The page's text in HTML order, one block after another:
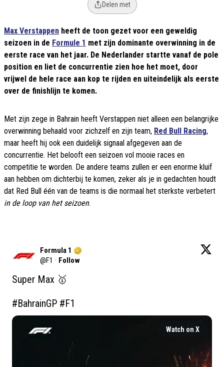
Delen met
Max Verstappen heeft de toon gezet voor een geweldig
seizoen in de Formule 1 met zijn dominante overwinning in de
eerste race van het jaar. De Nederlander startte vanaf de pole
position en liet de concurrentie zien hoe het moet, door
vrijwel de hele race aan kop te rijden en uiteindelijk als eerste
over de finishlijn te komen.
Met zijn zege in Bahrain heeft Verstappen niet alleen een belangrijke
overwinning behaald voor zichzelf en zijn team, Red Bull Racing,
maar heeft hij ook een duidelijk signaal afgegeven aan de
concurrentie. Het belooft een seizoen vol mooie races en
competitie te worden. De andere teams zullen er een enorme kluif
aan hebben om dichterbij te komen, zeker als je in gedachten houdt
dat Red Bull één van de teams is die normaal het sterkste verbetert
in de loop van het seizoen.
Formula 1
@F1 · Follow
Super Max 🥇
#BahrainGP #F1
Watch on X